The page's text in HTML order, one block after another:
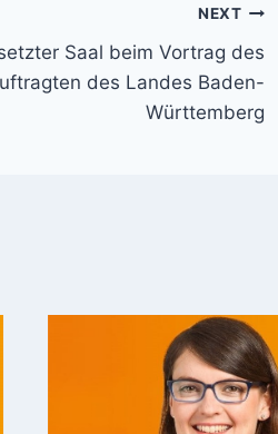
NEXT
Saal beim Vortrag des
des Landes Baden-
Württemberg